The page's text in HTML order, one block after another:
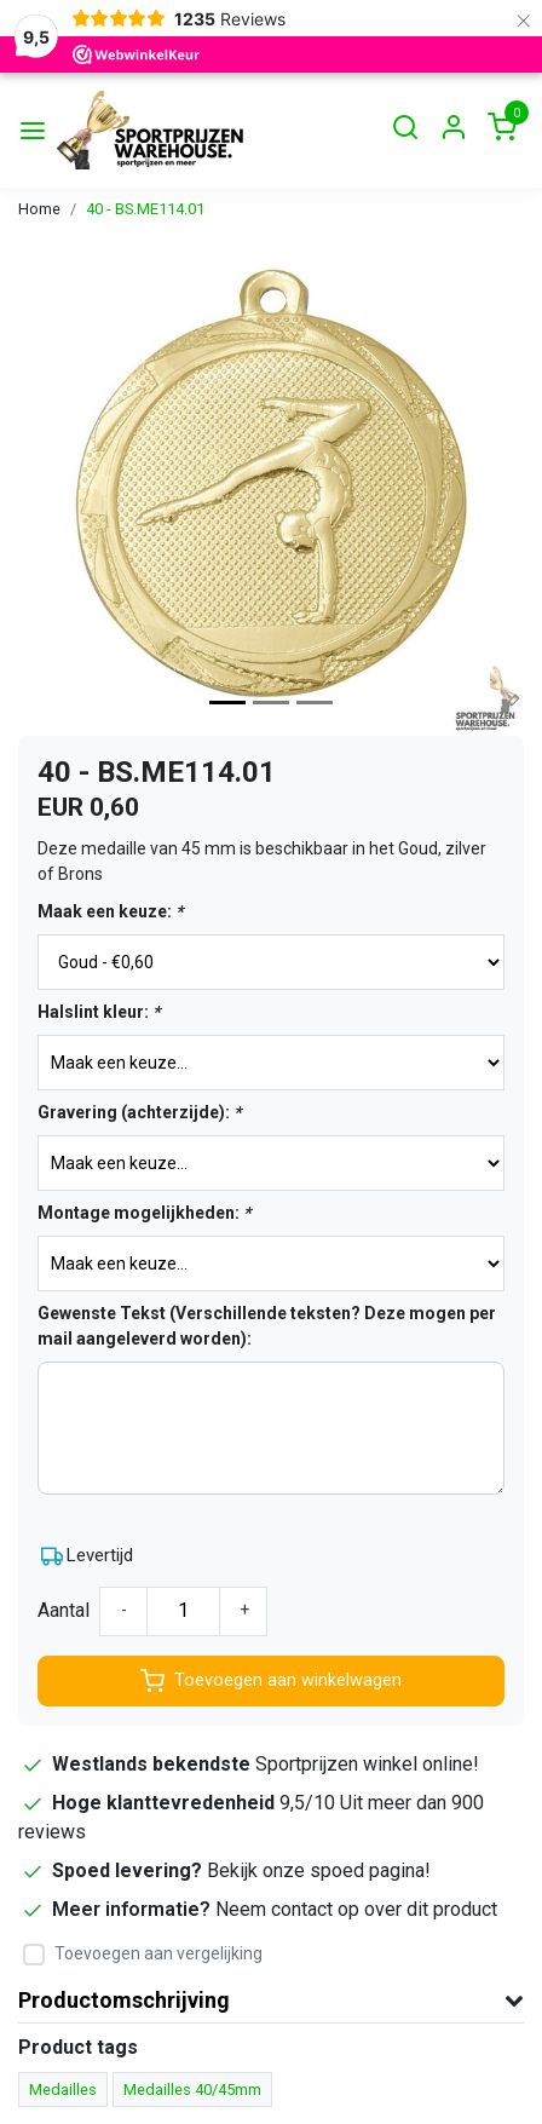
9,5
1235 Reviews ×
0
Home 40 - BS.ME114.01
Vorige
40 - BS.ME114.01
EUR 0,60
Deze medaille van 45 mm is beschikbaar in het Goud, zilver
of Brons
Maak een keuze: *
Halslint kleur: *
Gravering (achterzijde): *
Montage mogelijkheden: *
Gewenste Tekst (Verschillende teksten? Deze mogen per
mail aangeleverd worden):
Levertijd
Aantal - +
Toevoegen aan winkelwagen
Westlands bekendste Sportprijzen winkel online!
Hoge klanttevredenheid 9,5/10 Uit meer dan 900
reviews
Spoed levering? Bekijk onze spoed pagina!
Meer informatie? Neem contact op over dit product
Toevoegen aan vergelijking
Productomschrijving
Product tags
Medailles Medailles 40/45mm